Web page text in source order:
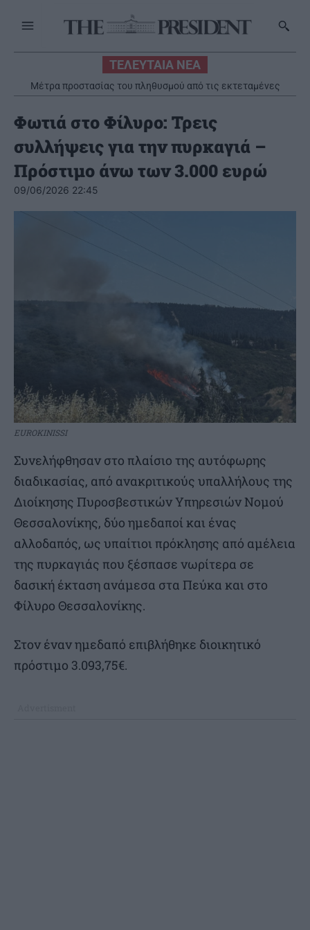
ΤΕΛΕΥΤΑΙΑ ΝΕΑ
Μέτρα προστασίας του πληθυσμού από τις εκτεταμένες
πυρκαγιές
Φωτιά στο Φίλυρο: Τρεις
συλλήψεις για την πυρκαγιά –
Πρόστιμο άνω των 3.000 ευρώ
09/06/2026 22:45
EUROKINISSI
Συνελήφθησαν στο πλαίσιο της αυτόφωρης
διαδικασίας, από ανακριτικούς υπαλλήλους της
Διοίκησης Πυροσβεστικών Υπηρεσιών Νομού
Θεσσαλονίκης, δύο ημεδαποί και ένας
αλλοδαπός, ως υπαίτιοι πρόκλησης από αμέλεια
της πυρκαγιάς που ξέσπασε νωρίτερα σε
δασική έκταση ανάμεσα στα Πεύκα και στο
Φίλυρο Θεσσαλονίκης.
Στον έναν ημεδαπό επιβλήθηκε διοικητικό
πρόστιμο 3.093,75€.